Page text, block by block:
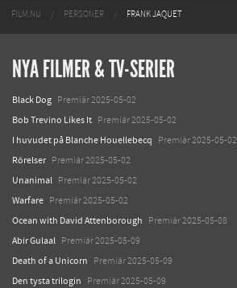
FILM.NU PERSONER FRANK JAQUET
NYA FILMER & TV-SERIER
Black Dog Premiär 2025-05-02
Bob Trevino Likes It Premiär 2025-05-02
I huvudet på Blanche Houellebecq Premiär 2025-05-02
Rörelser Premiär 2025-05-02
Unanimal Premiär 2025-05-02
Warfare Premiär 2025-05-02
Ocean with David Attenborough Premiär 2025-05-08
Abir Gulaal Premiär 2025-05-09
Death of a Unicorn Premiär 2025-05-09
Den tysta trilogin Premiär 2025-05-09